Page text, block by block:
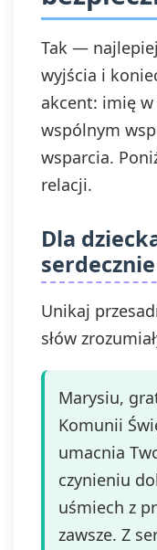
Tak —
wyjścia i
akcent: imię w
wspólnym
wsparcia.
relacji.
Dla
serdecznie
Unikaj
słów
Marysiu,
Komunii
umacnia
czynieniu
uśmiech z
zawsze. Z